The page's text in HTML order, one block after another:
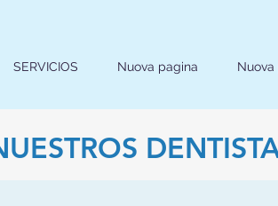
SERVICIOS Nuova pagina Nuova